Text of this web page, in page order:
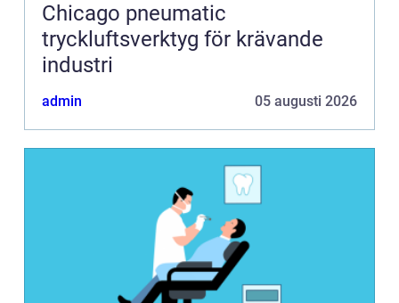
Chicago pneumatic
tryckluftsverktyg för krävande
industri
admin 05 augusti 2026